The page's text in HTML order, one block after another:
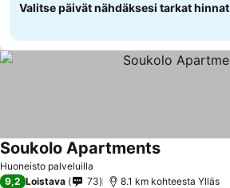
Valitse päivät nähdäksesi tarkat hinnat
Huoneisto palveluilla
Soukolo Apartments
9,2 Loistava 73 8.1 km kohteesta Ylläs